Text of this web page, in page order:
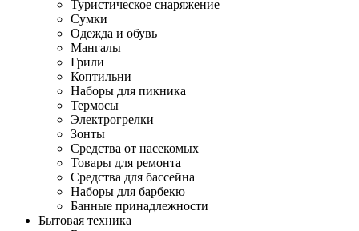
Туристическое снаряжение
Сумки
Одежда и обувь
Мангалы
Грили
Коптильни
Наборы для пикника
Термосы
Электрогрелки
Зонты
Средства от насекомых
Товары для ремонта
Средства для бассейна
Наборы для барбекю
Банные принадлежности
Бытовая техника